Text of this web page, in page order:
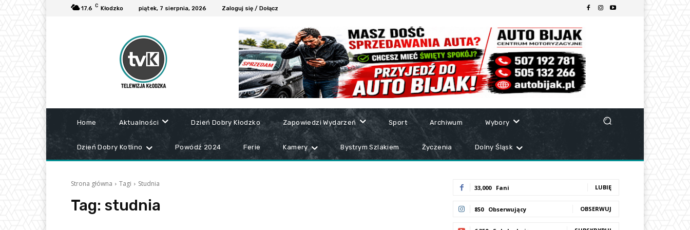
17.6 C Kłodzko piątek, 7 sierpnia, 2026 Zaloguj się / Dołącz
Home Aktualności Dzień Dobry Kłodzko Zapowiedzi Wydarzeń Sport Archiwum Wybory
Dzień Dobry Kotlino Powódź 2024 Ferie Kamery Bystrym Szlakiem Życzenia Dolny Śląsk
Strona główna Tagi Studnia
Tag: studnia
33,000 Fani LUBIĘ
850 Obserwujący OBSERWUJ